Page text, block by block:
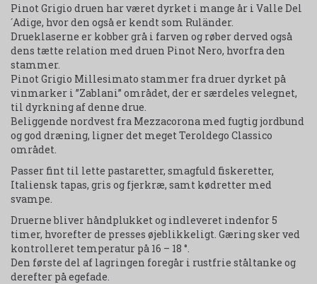
Pinot Grigio druen har været dyrket i mange år i Valle Del
´Adige, hvor den også er kendt som Ruländer.
Drueklaserne er kobber grå i farven og røber derved også
dens tætte relation med druen Pinot Nero, hvorfra den
stammer.
Pinot Grigio Millesimato stammer fra druer dyrket på
vinmarker i ”Zablani” området, der er særdeles velegnet,
til dyrkning af denne drue.
Beliggende nordvest fra Mezzacorona med fugtig jordbund
og god dræning, ligner det meget Teroldego Classico
området.
Passer fint til lette pastaretter, smagfuld fiskeretter,
Italiensk tapas, gris og fjerkræ, samt kødretter med
svampe.
Druerne bliver håndplukket og indleveret indenfor 5
timer, hvorefter de presses øjeblikkeligt. Gæring sker ved
kontrolleret temperatur på 16 – 18 °.
Den første del af lagringen foregår i rustfrie ståltanke og
derefter på egefade.